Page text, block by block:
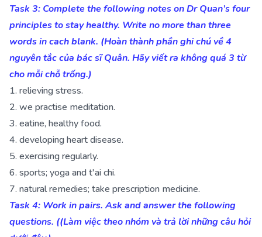
Task 3: Complete the following notes on Dr Quan’s four
principles to stay healthy. Write no more than three
words in cach blank. (Hoàn thành phần ghi chú về 4
nguyên tắc của bác sĩ Quân. Hãy viết ra không quá 3 từ
cho mỗi chỗ trống.)
1. relieving stress.
2. we practise meditation.
3. eatine, healthy food.
4. developing heart disease.
5. exercising regularly.
6. sports; yoga and t'ai chi.
7. natural remedies; take prescription medicine.
Task 4: Work in pairs. Ask and answer the following
questions. ((Làm việc theo nhóm và trả lời những câu hỏi